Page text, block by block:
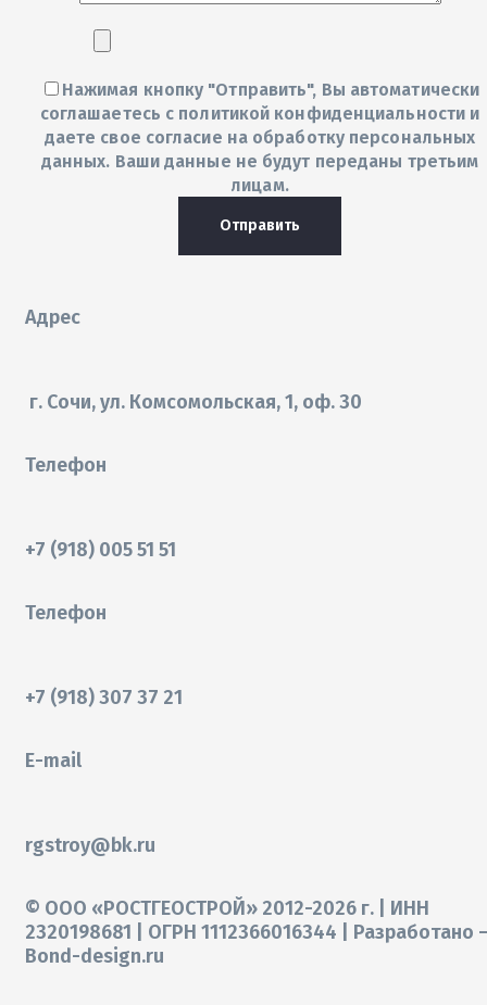
Нажимая кнопку "Отправить", Вы автоматически
соглашаетесь с политикой конфиденциальности и
даете свое согласие на обработку персональных
данных. Ваши данные не будут переданы третьим
лицам.
Отправить
Адрес
г. Сочи, ул. Комсомольская, 1, оф. 30
Телефон
+7 (918) 005 51 51
Телефон
+7 (918) 307 37 21
E-mail
rgstroy@bk.ru
© ООО «РОСТГЕОСТРОЙ» 2012-2026 г. | ИНН
2320198681 | ОГРН 1112366016344 | Разработано
Bond-design.ru